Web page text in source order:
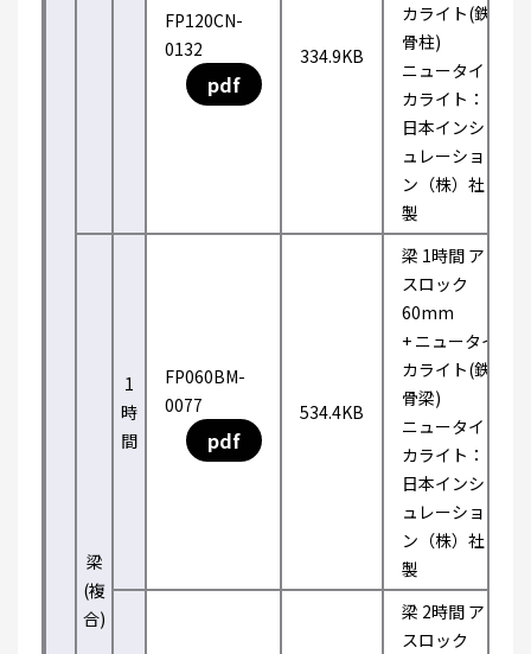
FP120CN-
0132
pdf
334.9KB
カライト(鉄
骨柱)
ニュータイ
カライト：
日本インシ
ュレーショ
ン（株）社
製
梁
(複
合)
1
時
間
FP060BM-
0077
pdf
534.4KB
梁 1時間 ア
スロック
60mm
+ ニュータイ
カライト(鉄
骨梁)
ニュータイ
カライト：
日本インシ
ュレーショ
ン（株）社
製
梁 2時間 ア
スロック